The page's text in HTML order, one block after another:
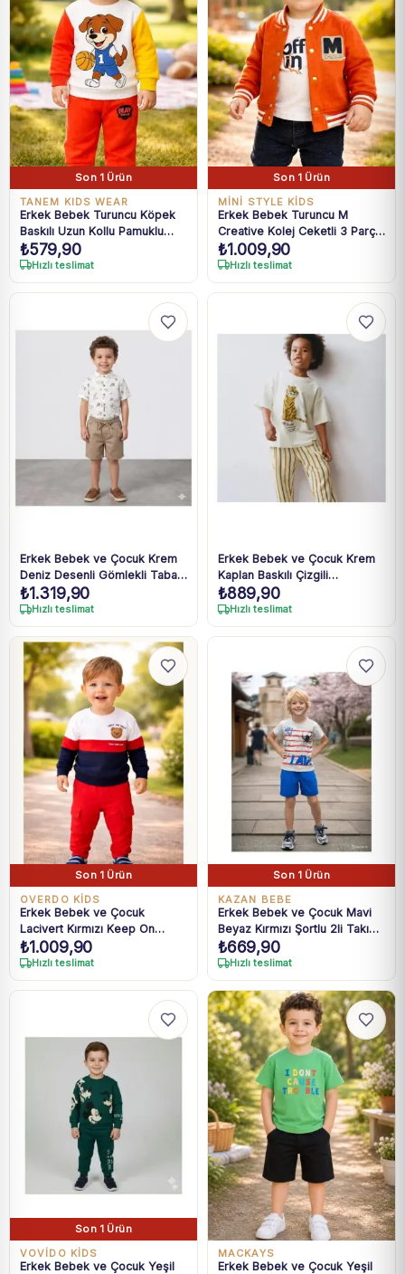
Son 1 Ürün
TANEM KIDS WEAR
Erkek Bebek Turuncu Köpek
Baskılı Uzun Kollu Pamuklu
Takım 6-24 Ay
₺579,90
Hızlı teslimat
Son 1 Ürün
MİNİ STYLE KİDS
Erkek Bebek Turuncu M
Creative Kolej Ceketli 3 Parça
Takım 9-24 Ay
₺1.009,90
Hızlı teslimat
Erkek Bebek ve Çocuk Krem
Deniz Desenli Gömlekli Taba
Şortlu Müslin Takım 1-4 Yaş
₺1.319,90
Hızlı teslimat
Erkek Bebek ve Çocuk Krem
Kaplan Baskılı Çizgili
Pantolonlu Takım 2-7 Yaş
₺889,90
Hızlı teslimat
Son 1 Ürün
OVERDO KİDS
Erkek Bebek ve Çocuk
Lacivert Kırmızı Keep On
Smile Baskılı Takım 1-4 Yaş
₺1.009,90
Hızlı teslimat
Son 1 Ürün
KAZAN BEBE
Erkek Bebek ve Çocuk Mavi
Beyaz Kırmızı Şortlu 2li Takım
2-6 Yaş
₺669,90
Hızlı teslimat
Son 1 Ürün
VOVİDO KİDS
Erkek Bebek ve Çocuk Yeşil
MACKAYS
Erkek Bebek ve Çocuk Yeşil